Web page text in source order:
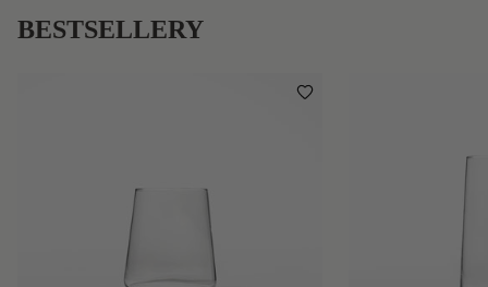
BESTSELLERY